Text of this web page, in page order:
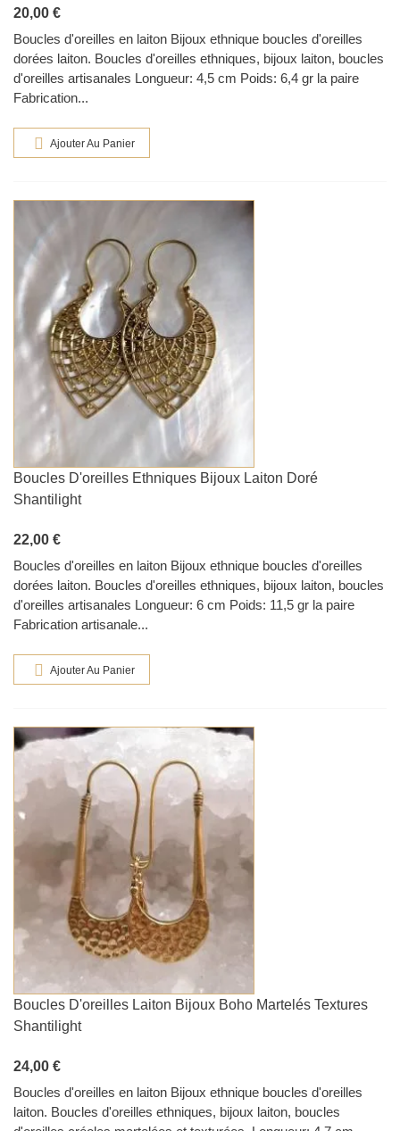
20,00 €
Boucles d'oreilles en laiton Bijoux ethnique boucles d'oreilles
dorées laiton. Boucles d'oreilles ethniques, bijoux laiton, boucles
d'oreilles artisanales Longueur: 4,5 cm Poids: 6,4 gr la paire
Fabrication...
Ajouter Au Panier
Boucles D'oreilles Ethniques Bijoux Laiton Doré
Shantilight
22,00 €
Boucles d'oreilles en laiton Bijoux ethnique boucles d'oreilles
dorées laiton. Boucles d'oreilles ethniques, bijoux laiton, boucles
d'oreilles artisanales Longueur: 6 cm Poids: 11,5 gr la paire
Fabrication artisanale...
Ajouter Au Panier
Boucles D'oreilles Laiton Bijoux Boho Martelés Textures
Shantilight
24,00 €
Boucles d'oreilles en laiton Bijoux ethnique boucles d'oreilles
laiton. Boucles d'oreilles ethniques, bijoux laiton, boucles